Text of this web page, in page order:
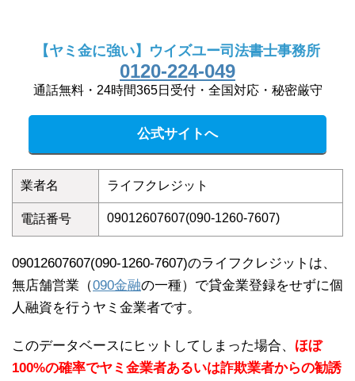
【ヤミ金に強い】ウイズユー司法書士事務所
0120-224-049
通話無料・24時間365日受付・全国対応・秘密厳守
公式サイトへ
業者名 ライフクレジット
電話番号 09012607607(090-1260-7607)
09012607607(090-1260-7607)のライフクレジットは、
無店舗営業（090金融の一種）で貸金業登録をせずに個
人融資を行うヤミ金業者です。
このデータベースにヒットしてしまった場合、 ほぼ
100%の確率でヤミ金業者あるいは詐欺業者からの勧誘